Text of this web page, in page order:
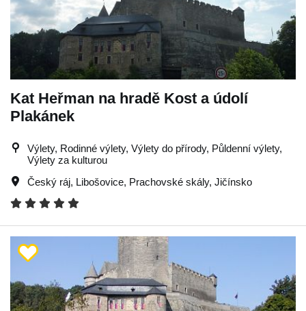
Kat Heřman na hradě Kost a údolí
Plakánek
Výlety, Rodinné výlety, Výlety do přírody, Půldenní výlety,
Výlety za kulturou
Český ráj, Libošovice, Prachovské skály, Jičínsko